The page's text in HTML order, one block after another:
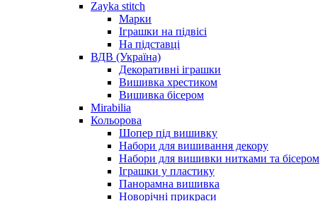
Zayka stitch
Марки
Іграшки на підвісі
На підставці
ВДВ (Україна)
Декоративні іграшки
Вишивка хрестиком
Вишивка бісером
Mirabilia
Кольорова
Шопер під вишивку
Набори для вишивання декору
Набори для вишивки нитками та бісером
Іграшки у пластику
Панорамна вишивка
Новорічні прикраси